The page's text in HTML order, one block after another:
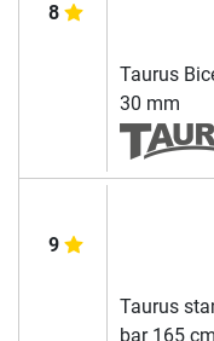
8
Taurus
30 mm
9
Taurus
bar 165 cm